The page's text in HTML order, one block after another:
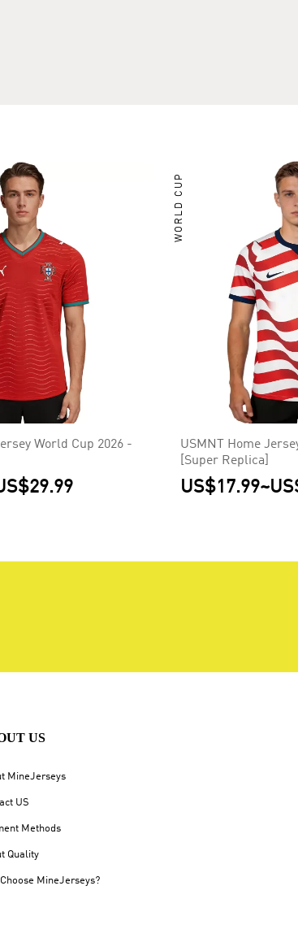
World Cup 2026 -
WORLD CUP
USMNT Home
[Super Replica]
US$17.99~
US
MineJerseys
US
Methods
Quality
MineJerseys?